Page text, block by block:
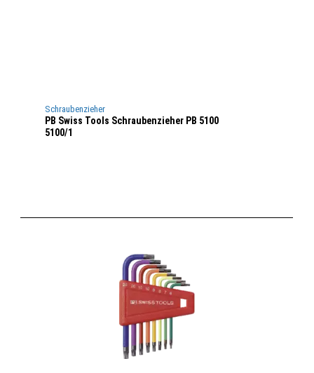
Schraubenzieher
PB Swiss Tools Schraubenzieher PB 5100
5100/1